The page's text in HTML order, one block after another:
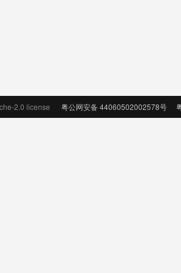
2.0 license 粤公网安备 44060502002578号